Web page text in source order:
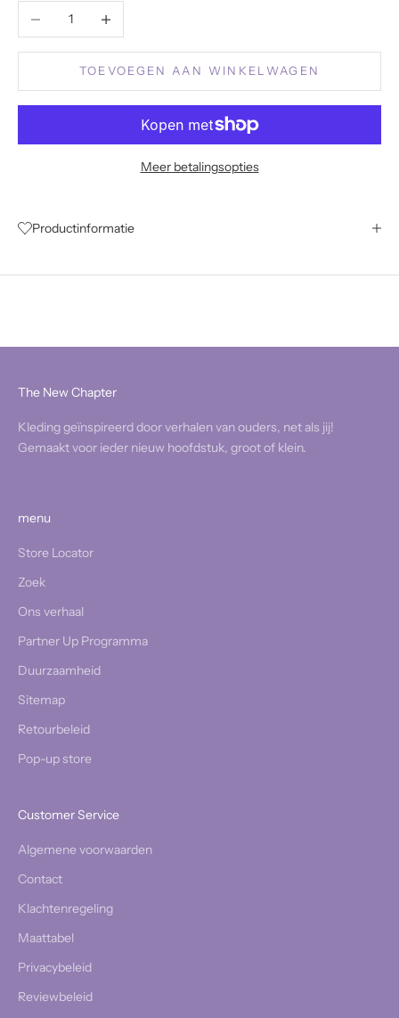
Aantal verlagen
TOEVOEGEN AAN WINKELWAGEN
Meer betalingsopties
Productinformatie
The New Chapter
Kleding geïnspireerd door verhalen van ouders, net als jij!
Gemaakt voor ieder nieuw hoofdstuk, groot of klein.
menu
Store Locator
Zoek
Ons verhaal
Partner Up Programma
Duurzaamheid
Sitemap
Retourbeleid
Pop-up store
Customer Service
Algemene voorwaarden
Contact
Klachtenregeling
Maattabel
Privacybeleid
Reviewbeleid